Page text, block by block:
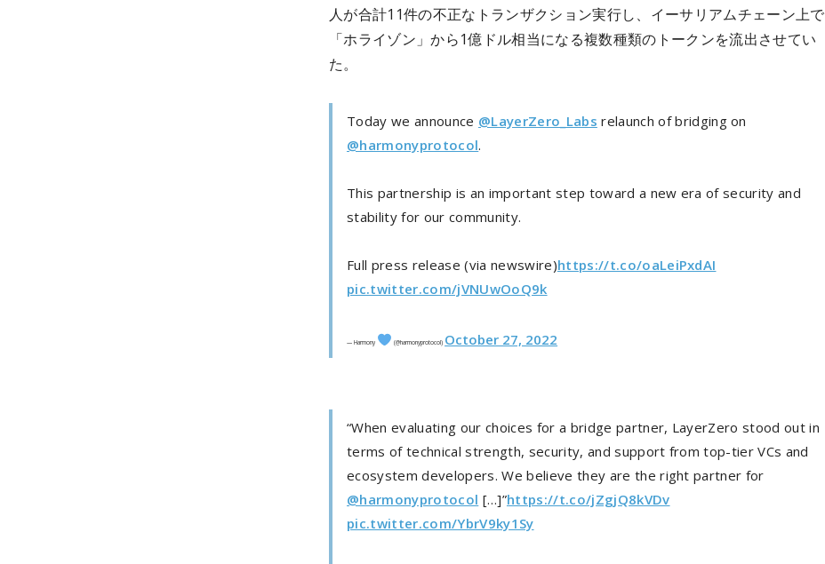
人が合計11件の不正なトランザクション実行し、イーサリアムチェーン上で
「ホライゾン」から1億ドル相当になる複数種類のトークンを流出させてい
た。
Today we announce @LayerZero_Labs relaunch of bridging on
@harmonyprotocol.
This partnership is an important step toward a new era of security and
stability for our community.
Full press release (via newswire)https://t.co/oaLeiPxdAI
pic.twitter.com/jVNUwOoQ9k
— Harmony (@harmonyprotocol) October 27, 2022
“When evaluating our choices for a bridge partner, LayerZero stood out in
terms of technical strength, security, and support from top-tier VCs and
ecosystem developers. We believe they are the right partner for
@harmonyprotocol […]”https://t.co/jZgjQ8kVDv
pic.twitter.com/YbrV9ky1Sy